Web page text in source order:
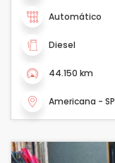
Automático
Diesel
44.150 km
Americana - SP